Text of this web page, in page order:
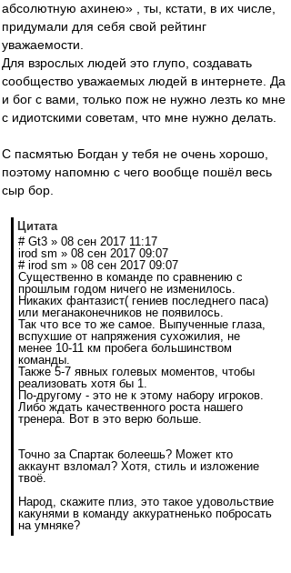
абсолютную ахинею» , ты, кстати, в их числе,
придумали для себя свой рейтинг
уважаемости.
Для взрослых людей это глупо, создавать
сообщество уважаемых людей в интернете. Да
и бог с вами, только пож не нужно лезть ко мне
с идиотскими советам, что мне нужно делать.
С пасмятью Богдан у тебя не очень хорошо,
поэтому напомню с чего вообще пошёл весь
сыр бор.
Цитата
# Gt3 » 08 сен 2017 11:17
irod sm » 08 сен 2017 09:07
# irod sm » 08 сен 2017 09:07
Существенно в команде по сравнению с
прошлым годом ничего не изменилось.
Никаких фантазист( гениев последнего паса)
или меганаконечников не появилось.
Так что все то же самое. Выпученные глаза,
вспухшие от напряжения сухожилия, не
менее 10-11 км пробега большинством
команды.
Также 5-7 явных голевых моментов, чтобы
реализовать хотя бы 1.
По-другому - это не к этому набору игроков.
Либо ждать качественного роста нашего
тренера. Вот в это верю больше.
Точно за Спартак болеешь? Может кто
аккаунт взломал? Хотя, стиль и изложение
твоё.
Народ, скажите плиз, это такое удовольствие
какунями в команду аккуратненько побросать
на умняке?